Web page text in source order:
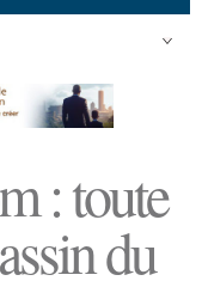
: toute
du